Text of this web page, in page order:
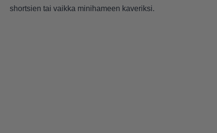
shortsien tai vaikka minihameen kaveriksi.